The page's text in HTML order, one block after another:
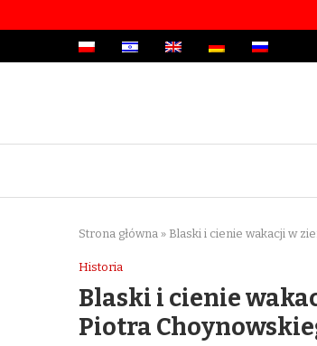
Strona główna » Blaski i cienie wakacji w
Historia
Blaski i cienie
Piotra